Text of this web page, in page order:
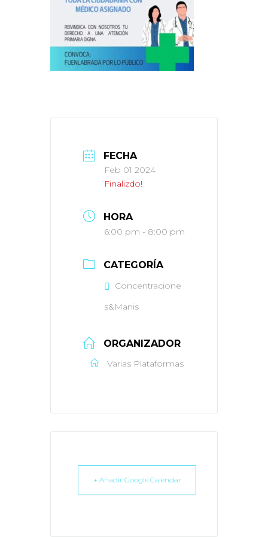
FECHA
Feb 01 2024
Finalizdo!
HORA
6:00 pm - 8:00 pm
CATEGORÍA
Concentracione
s&Manis
ORGANIZADOR
Varias Plataformas
+ Añadir Google Calendar